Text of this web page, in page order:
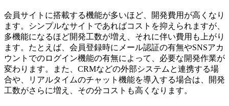
会員サイトに搭載する機能が多いほど、開発費用が高くなり
ます。シンプルなサイトであればコストを抑えられますが、
多機能になるほど開発工数が増え、それに伴い費用も上がり
ます。たとえば、会員登録時にメール認証の有無やSNSアカ
ウントでのログイン機能の有無によって、必要な開発作業が
変わります。また、CRMなどの外部システムと連携する場
合や、リアルタイムのチャット機能を導入する場合は、開発
工数がさらに増え、その分コストも高くなります。